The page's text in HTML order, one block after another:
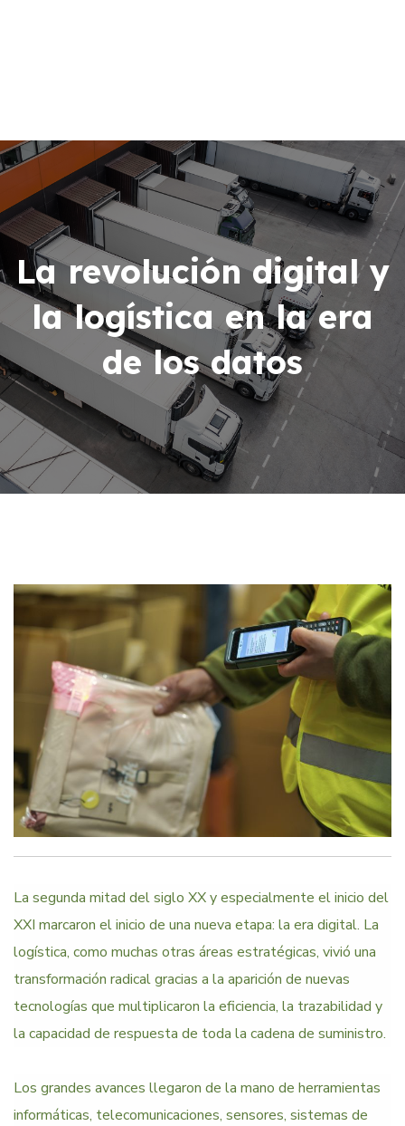
Certificaciones
Blog
Contacto
Acceso a clientes
La revolución digital y
la logística en la era
de los datos
La segunda mitad del siglo XX y especialmente el inicio del
XXI marcaron el inicio de una nueva etapa: la era digital. La
logística, como muchas otras áreas estratégicas, vivió una
transformación radical gracias a la aparición de nuevas
tecnologías que multiplicaron la eficiencia, la trazabilidad y
la capacidad de respuesta de toda la cadena de suministro.
Los grandes avances llegaron de la mano de herramientas
informáticas, telecomunicaciones, sensores, sistemas de